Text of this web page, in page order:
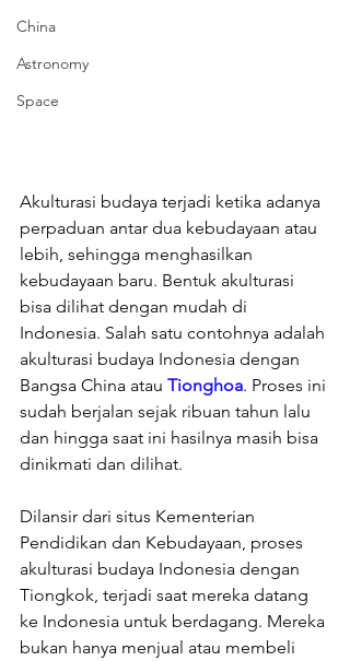
China
Astronomy
Space
Akulturasi budaya terjadi ketika adanya
perpaduan antar dua kebudayaan atau
lebih, sehingga menghasilkan
kebudayaan baru. Bentuk akulturasi
bisa dilihat dengan mudah di
Indonesia. Salah satu contohnya adalah
akulturasi budaya Indonesia dengan
Bangsa China atau Tionghoa. Proses ini
sudah berjalan sejak ribuan tahun lalu
dan hingga saat ini hasilnya masih bisa
dinikmati dan dilihat.
Dilansir dari situs Kementerian
Pendidikan dan Kebudayaan, proses
akulturasi budaya Indonesia dengan
Tiongkok, terjadi saat mereka datang
ke Indonesia untuk berdagang. Mereka
bukan hanya menjual atau membeli